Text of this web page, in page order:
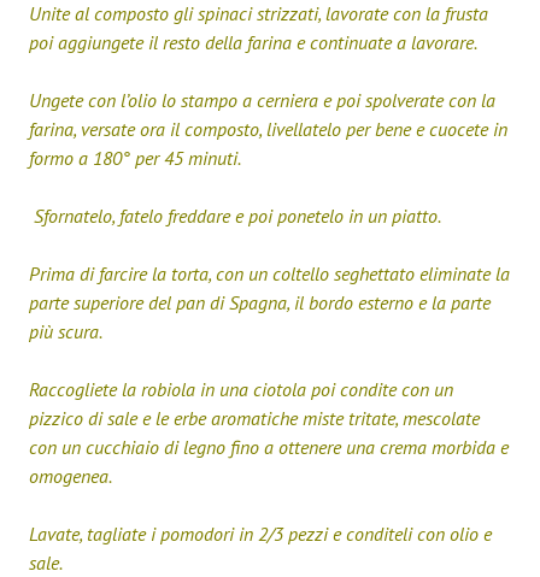
Unite al composto gli spinaci strizzati, lavorate con la frusta
poi aggiungete il resto della farina e continuate a lavorare.
Ungete con l’olio lo stampo a cerniera e poi spolverate con la
farina, versate ora il composto, livellatelo per bene e cuocete in
formo a 180° per 45 minuti.
Sfornatelo, fatelo freddare e poi ponetelo in un piatto.
Prima di farcire la torta, con un coltello seghettato eliminate la
parte superiore del pan di Spagna, il bordo esterno e la parte
più scura.
Raccogliete la robiola in una ciotola poi condite con un
pizzico di sale e le erbe aromatiche miste tritate, mescolate
con un cucchiaio di legno fino a ottenere una crema morbida e
omogenea.
Lavate, tagliate i pomodori in 2/3 pezzi e conditeli con olio e
sale.